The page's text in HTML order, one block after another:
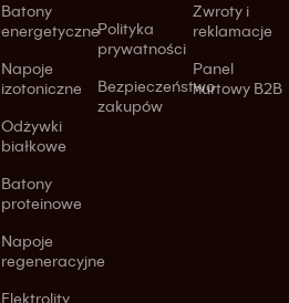
Batony
energetyczne
Napoje
izotoniczne
Odżywki
białkowe
Batony
proteinowe
Napoje
regeneracyjne
Elektrolity
Polityka
prywatności
Bezpieczeństwo
zakupów
Zwroty i
reklamacje
Panel
hurtowy B2B